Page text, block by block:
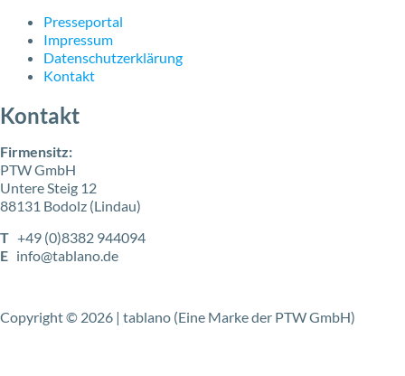
Presseportal
Impressum
Datenschutzerklärung
Kontakt
Kontakt
Firmensitz:
PTW GmbH
Untere Steig 12
88131 Bodolz (Lindau)
T +49 (0)8382 944094
E info@tablano.de
Copyright © 2026 | tablano (Eine Marke der PTW GmbH)